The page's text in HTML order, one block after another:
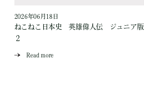
2026年06月18日
ねこねこ日本史 英雄偉人伝 ジュニア版
２
Read more